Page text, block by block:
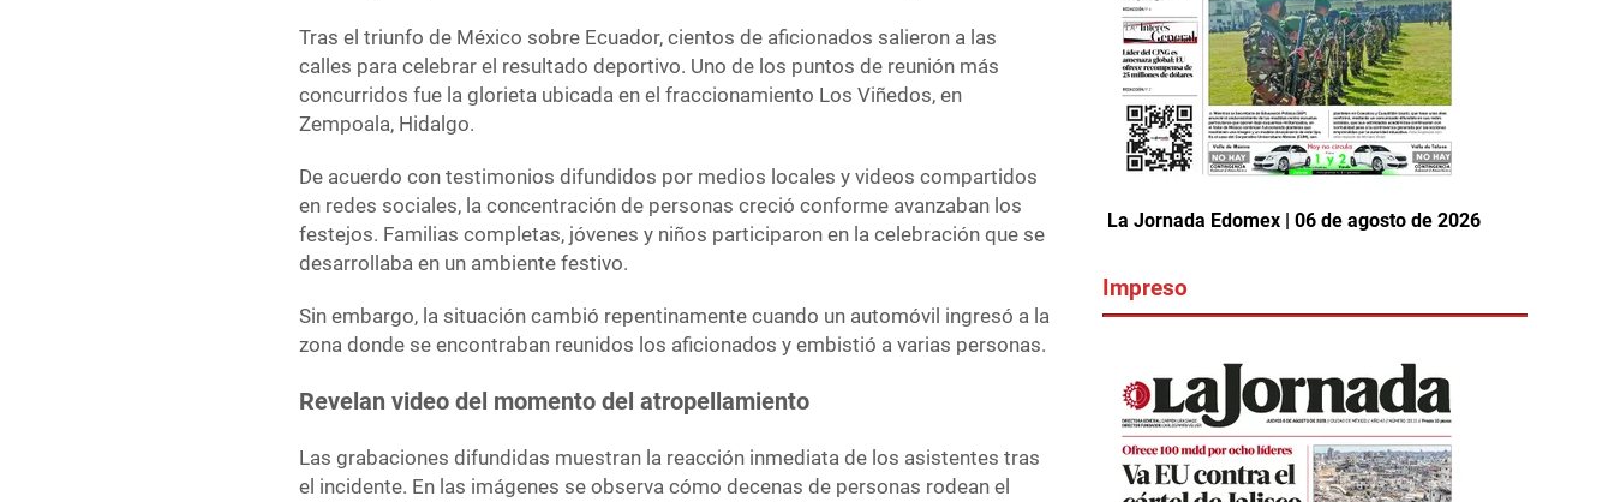
Tras el triunfo de México sobre Ecuador, cientos de aficionados salieron a las
calles para celebrar el resultado deportivo. Uno de los puntos de reunión más
concurridos fue la glorieta ubicada en el fraccionamiento Los Viñedos, en
Zempoala, Hidalgo.
De acuerdo con testimonios difundidos por medios locales y videos compartidos
en redes sociales, la concentración de personas creció conforme avanzaban los
festejos. Familias completas, jóvenes y niños participaron en la celebración que se
desarrollaba en un ambiente festivo.
Sin embargo, la situación cambió repentinamente cuando un automóvil ingresó a la
zona donde se encontraban reunidos los aficionados y embistió a varias personas.
Revelan video del momento del atropellamiento
Las grabaciones difundidas muestran la reacción inmediata de los asistentes tras
el incidente. En las imágenes se observa cómo decenas de personas rodean el
La Jornada Edomex | 06 de agosto de 2026
Impreso